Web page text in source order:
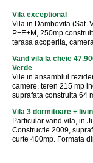
Vila exceptional
Vila in Dambovita (Sat.
P+E+M, 250mp
terasa acoperita,
Vand vila la cheie
Verde
Vile in ansamblul
camere, teren 215 mp
suprafata construita 64
Vila 3 dormitoare +
Particular vand vila, in
Constructie 2009,
curte 400mp. Formata